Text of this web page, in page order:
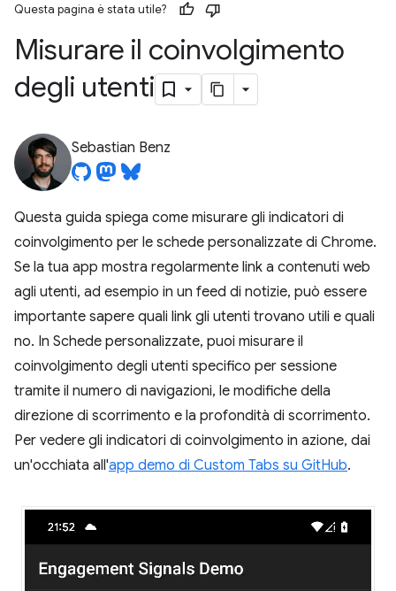
Questa pagina è stata utile?
Misurare il coinvolgimento
degli utenti
Sebastian Benz
Questa guida spiega come misurare gli indicatori di
coinvolgimento per le schede personalizzate di Chrome.
Se la tua app mostra regolarmente link a contenuti web
agli utenti, ad esempio in un feed di notizie, può essere
importante sapere quali link gli utenti trovano utili e quali
no. In Schede personalizzate, puoi misurare il
coinvolgimento degli utenti specifico per sessione
tramite il numero di navigazioni, le modifiche della
direzione di scorrimento e la profondità di scorrimento.
Per vedere gli indicatori di coinvolgimento in azione, dai
un'occhiata all'app demo di Custom Tabs su GitHub.